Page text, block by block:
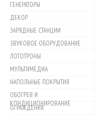
ГЕНЕРАТОРЫ
ДЕКОР
ЗАРЯДНЫЕ СТАНЦИИ
ЗВУКОВОЕ ОБОРУДОВАНИЕ
ЛОТОТРОНЫ
МУЛЬТИМЕДИА
НАПОЛЬНЫЕ ПОКРЫТИЯ
ОБОГРЕВ И
КОНДИЦИОНИРОВАНИЕ
ОГРАЖДЕНИЯ